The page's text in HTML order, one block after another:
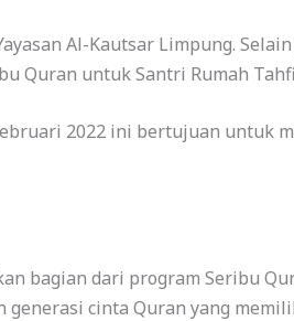
Al-Kautsar Limpung.
Quran untuk Santri Rumah
2022 ini bertujuan untuk
bagian dari program Seribu
generasi cinta Quran yang